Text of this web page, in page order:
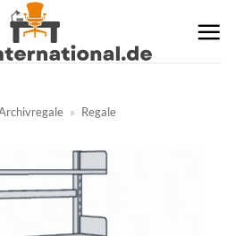
» Regale